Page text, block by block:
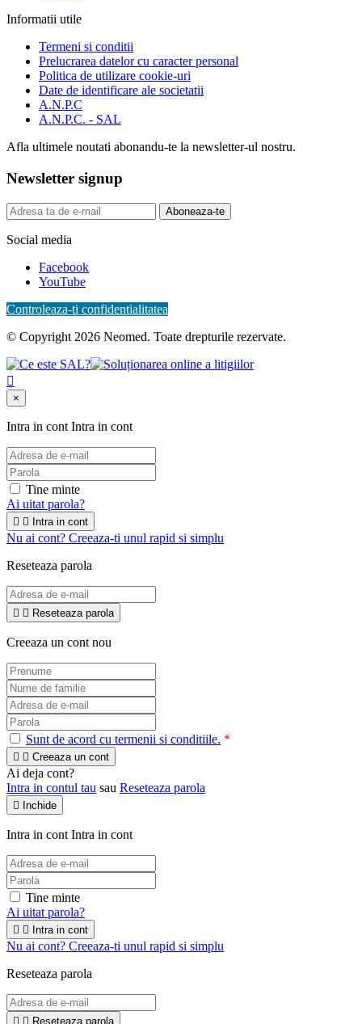
Informatii utile
Termeni si conditii
Prelucrarea datelor cu caracter personal
Politica de utilizare cookie-uri
Date de identificare ale societatii
A.N.P.C
A.N.P.C. - SAL
Afla ultimele noutati abonandu-te la newsletter-ul nostru.
Newsletter signup
Aboneaza-te
Social media
Facebook
YouTube
Controleaza-ti confidentialitatea
© Copyright 2026 Neomed. Toate drepturile rezervate.

×
Intra in cont Intra in cont
Tine minte
Ai uitat parola?
  Intra in cont
Nu ai cont? Creeaza-ti unul rapid si simplu
Reseteaza parola
  Reseteaza parola
Creeaza un cont nou
Sunt de acord cu termenii si conditiile. *
  Creeaza un cont
Ai deja cont?
Intra in contul tau sau Reseteaza parola
 Inchide
Intra in cont Intra in cont
Tine minte
Ai uitat parola?
  Intra in cont
Nu ai cont? Creeaza-ti unul rapid si simplu
Reseteaza parola
  Reseteaza parola